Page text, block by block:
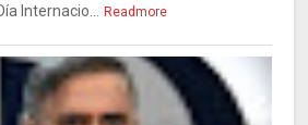
Internacio...
Readmore